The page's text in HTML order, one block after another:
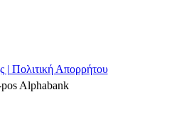
| Πολιτική Απορρήτου